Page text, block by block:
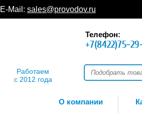
E-Mail: sales@provodov.ru
Работаем
с 2012 года
Телефон:
+7(8422)75-
О компании